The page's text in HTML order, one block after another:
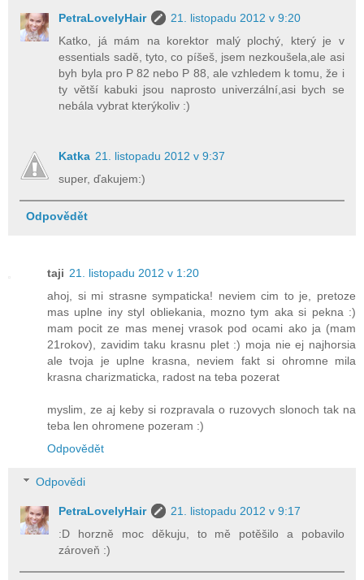
PetraLovelyHair
21. listopadu 2012 v 9:20
Katko, já mám na korektor malý plochý, který je v
essentials sadě, tyto, co píšeš, jsem nezkoušela,ale asi
byh byla pro P 82 nebo P 88, ale vzhledem k tomu, že i
ty větší kabuki jsou naprosto univerzální,asi bych se
nebála vybrat kterýkoliv :)
Katka 21. listopadu 2012 v 9:37
super, ďakujem:)
Odpovědět
taji 21. listopadu 2012 v 1:20
ahoj, si mi strasne sympaticka! neviem cim to je, pretoze
mas uplne iny styl obliekania, mozno tym aka si pekna :)
mam pocit ze mas menej vrasok pod ocami ako ja (mam
21rokov), zavidim taku krasnu plet :) moja nie ej najhorsia
ale tvoja je uplne krasna, neviem fakt si ohromne mila
krasna charizmaticka, radost na teba pozerat
myslim, ze aj keby si rozpravala o ruzovych slonoch tak na
teba len ohromene pozeram :)
Odpovědět
Odpovědi
PetraLovelyHair
21. listopadu 2012 v 9:17
:D horzně moc děkuju, to mě potěšilo a pobavilo
zároveň :)